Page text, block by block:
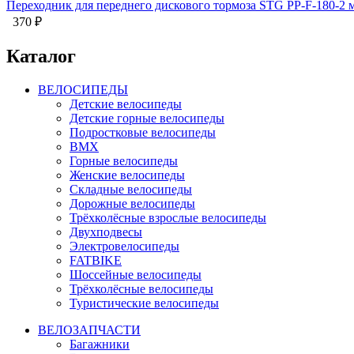
Переходник для переднего дискового тормоза STG PP-F-180-2
370 ₽
Каталог
ВЕЛОСИПЕДЫ
Детские велосипеды
Детские горные велосипеды
Подростковые велосипеды
BMX
Горные велосипеды
Женские велосипеды
Складные велосипеды
Дорожные велосипеды
Трёхколёсные взрослые велосипеды
Двухподвесы
Электровелосипеды
FATBIKE
Шоссейные велосипеды
Трёхколёсные велосипеды
Туристические велосипеды
ВЕЛОЗАПЧАСТИ
Багажники